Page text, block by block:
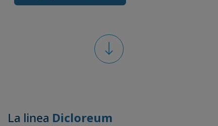
La linea Dicloreum